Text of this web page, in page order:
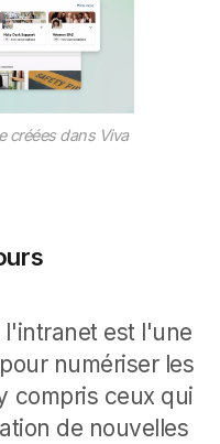
créées dans Viva
l'intranet est l'une
numériser les
compris ceux qui
de nouvelles